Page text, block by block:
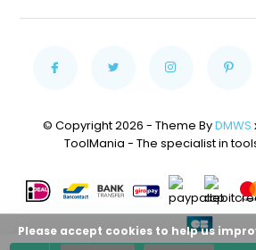
© Copyright 2026 - Theme ByDMWS
ToolMania - The specialist in
Please accept cookies to help us